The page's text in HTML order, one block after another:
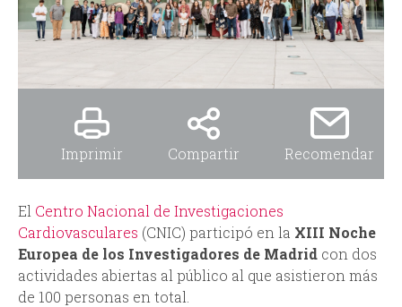
e
s
q
u
e
Imprimir Compartir Recomendar
El Centro Nacional de Investigaciones
Cardiovasculares (CNIC) participó en la XIII Noche
Europea de los Investigadores de Madrid con dos
actividades abiertas al público al que asistieron más
de 100 personas en total.